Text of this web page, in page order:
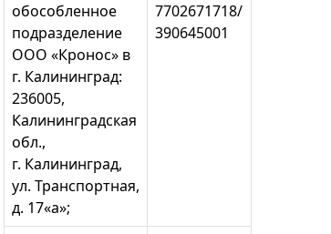
обособленное
подразделение
ООО «Кронос» в
г. Калининград:
236005,
Калининградская
обл.,
г. Калининград,
ул. Транспортная,
д. 17«а»;
7702671718/
390645001